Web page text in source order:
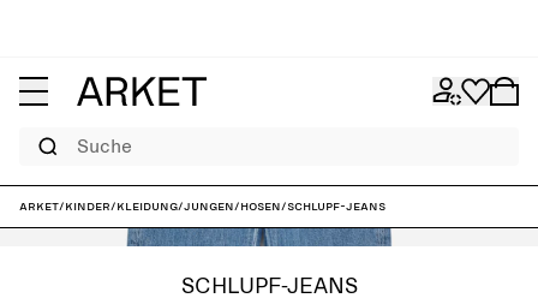
Suche
ARKET/Kinder/Kleidung/Jungen/Hosen/Schlupf-Jeans
SCHLUPF-JEANS